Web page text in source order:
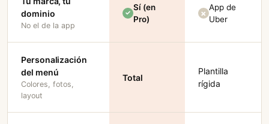
dominio
No el de la app
Sí (en
Pro)
App de
Uber
Personalización
del menú
Colores, fotos,
layout
Total
Plantilla
rígida